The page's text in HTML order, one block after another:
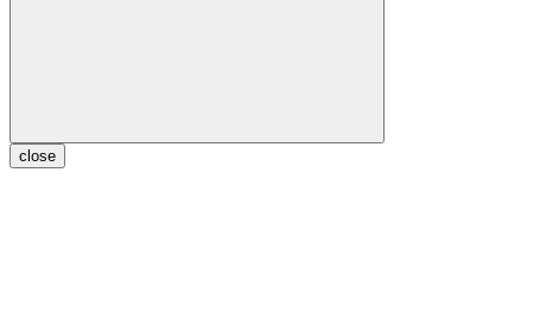
close